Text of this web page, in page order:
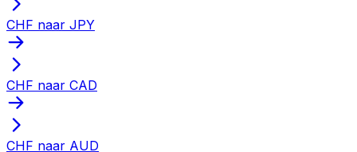
CHF naar JPY
CHF naar CAD
CHF naar AUD